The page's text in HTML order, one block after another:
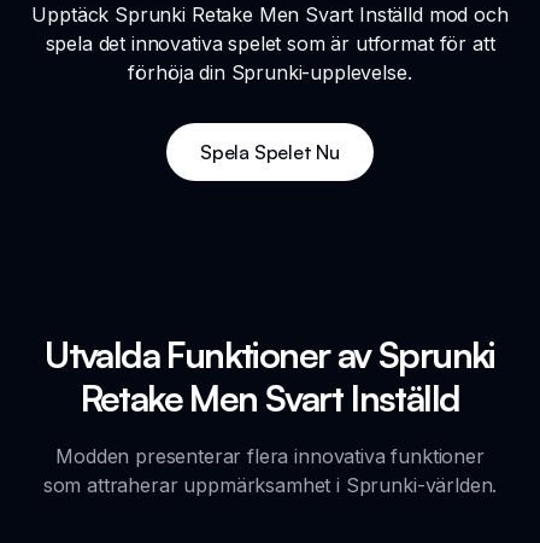
Upptäck Sprunki Retake Men Svart Inställd mod och
spela det innovativa spelet som är utformat för att
förhöja din Sprunki-upplevelse.
Spela Spelet Nu
Utvalda Funktioner av Sprunki
Retake Men Svart Inställd
Modden presenterar flera innovativa funktioner
som attraherar uppmärksamhet i Sprunki-världen.